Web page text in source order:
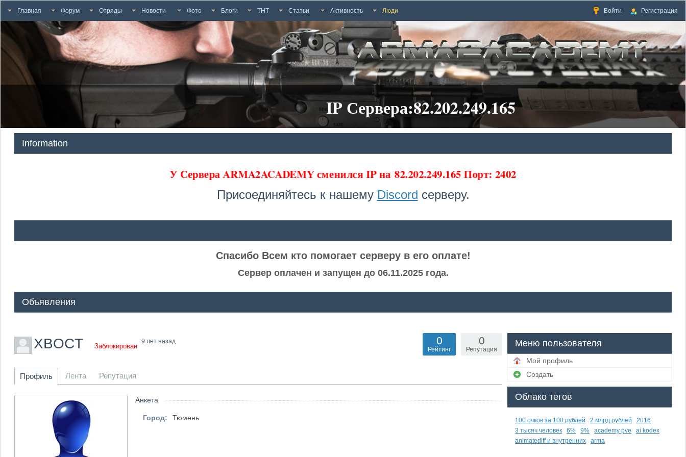
Главная Форум Отряды Новости Фото Блоги ТНТ Статьи Активность Люди Войти Регистрация
IP Сервера:82.202.249.165
Information
У Сервера ARMA2ACADEMY сменился IP на 82.202.249.165 Порт: 2402
Присоединяйтесь к нашему Discord серверу.
Спасибо Всем кто помогает серверу в его оплате!
Сервер оплачен и запущен до 06.11.2025 года.
Объявления
XBOCT Заблокирован
9 лет назад 0
Репутация
0
Рейтинг
Профиль Лента Репутация
Анкета
Город: Тюмень
Меню пользователя
Мой профиль
Создать
Облако тегов
100 очков за 100 рублей 2 млрд рублей
2016
3 тысяч человек
6% 9% academy pve
ai kodex
animatediff и внутренних
arma